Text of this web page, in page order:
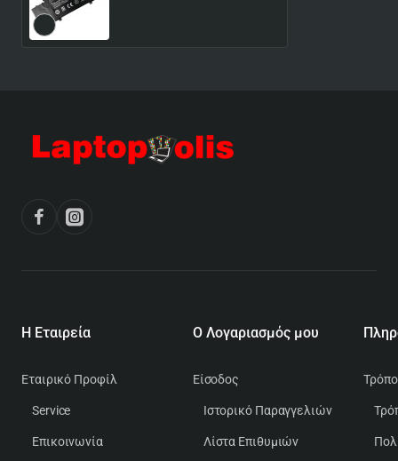
Η Εταιρεία
Εταιρικό Προφίλ
Service
Επικοινωνία
Ο Λογαριασμός μου
Είσοδος
Ιστορικό Παραγγελιών
Λίστα Επιθυμιών